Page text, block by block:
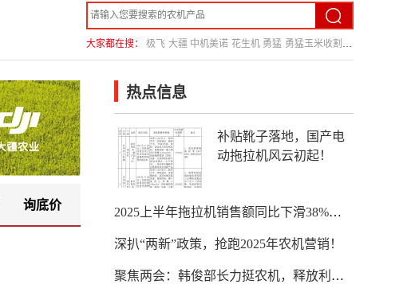
大家都在搜： 极飞 大疆 中机美诺 花生机 勇猛 勇猛玉米收割机
询底价
热点信息
补贴靴子落地，国产电
动拖拉机风云初起！
2025上半年拖拉机销售额同比下滑38%，五大头部企业市场份额近七成
深扒“两新”政策，抢跑2025年农机营销！
聚焦两会：韩俊部长力挺农机，释放利好！